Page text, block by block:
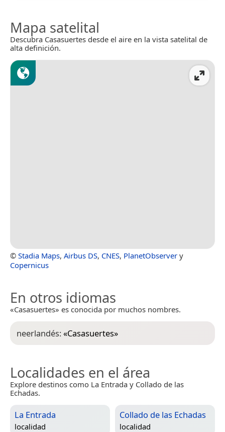
Mapa satelital
Descubra Casasuertes desde el aire en la vista satelital de
alta definición.
© Stadia Maps, Airbus DS, CNES, PlanetObserver y
Copernicus
En otros idiomas
«Casasuertes» es conocida por muchos nombres.
neerlandés:«Casasuertes»
Localidades en el área
Explore destinos como La Entrada y Collado de las
Echadas.
La Entrada
localidad
Collado de las Echadas
localidad